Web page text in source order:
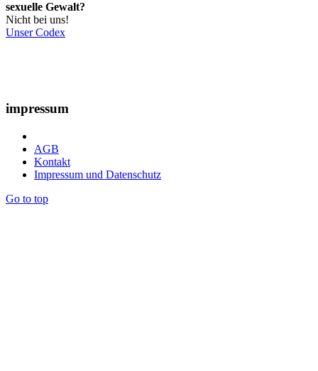
sexuelle Gewalt?
Nicht bei uns!
Unser Codex
impressum
AGB
Kontakt
Impressum und Datenschutz
Go to top